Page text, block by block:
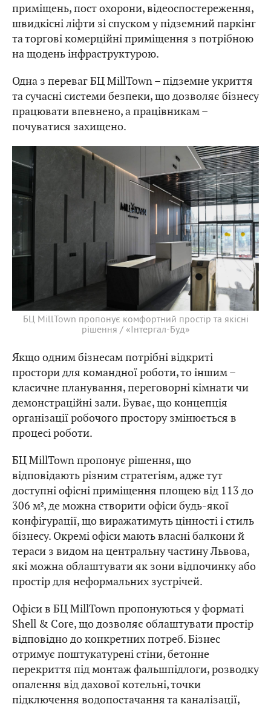
приміщень, пост охорони, відеоспостереження,
швидкісні ліфти зі спуском у підземний паркінг
та торгові комерційні приміщення з потрібною
на щодень інфраструктурою.
Одна з переваг БЦ MillTown – підземне укриття
та сучасні системи безпеки, що дозволяє бізнесу
працювати впевнено, а працівникам –
почуватися захищено.
БЦ MillTown пропонує комфортний простір та якісні
рішення / «Інтергал-Буд»
Якщо одним бізнесам потрібні відкриті
простори для командної роботи, то іншим –
класичне планування, переговорні кімнати чи
демонстраційні зали. Буває, що концепція
організації робочого простору змінюється в
процесі роботи.
БЦ MillTown пропонує рішення, що
відповідають різним стратегіям, адже тут
доступні офісні приміщення площею від 113 до
306 м², де можна створити офіси будь-якої
конфігурації, що виражатимуть цінності і стиль
бізнесу. Окремі офіси мають власні балкони й
тераси з видом на центральну частину Львова,
які можна облаштувати як зони відпочинку або
простір для неформальних зустрічей.
Офіси в БЦ MillTown пропонуються у форматі
Shell & Core, що дозволяє облаштувати простір
відповідно до конкретних потреб. Бізнес
отримує поштукатурені стіни, бетонне
перекриття під монтаж фальшпідлоги, розводку
опалення від дахової котельні, точки
підключення водопостачання та каналізації,